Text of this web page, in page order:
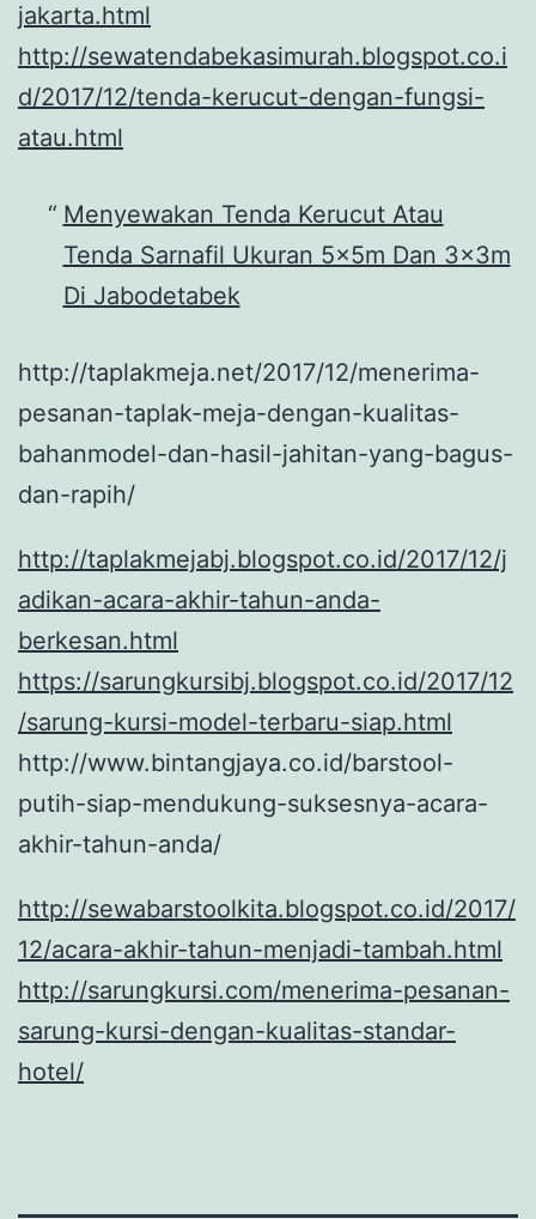
jakarta.html
http://sewatendabekasimurah.blogspot.co.i
d/2017/12/tenda-kerucut-dengan-fungsi-
atau.html
Menyewakan Tenda Kerucut Atau
Tenda Sarnafil Ukuran 5x5m Dan 3x3m
Di Jabodetabek
http://taplakmeja.net/2017/12/menerima-
pesanan-taplak-meja-dengan-kualitas-
bahanmodel-dan-hasil-jahitan-yang-bagus-
dan-rapih/
http://taplakmejabj.blogspot.co.id/2017/12/j
adikan-acara-akhir-tahun-anda-
berkesan.html
https://sarungkursibj.blogspot.co.id/2017/12
/sarung-kursi-model-terbaru-siap.html
http://www.bintangjaya.co.id/barstool-
putih-siap-mendukung-suksesnya-acara-
akhir-tahun-anda/
http://sewabarstoolkita.blogspot.co.id/2017/
12/acara-akhir-tahun-menjadi-tambah.html
http://sarungkursi.com/menerima-pesanan-
sarung-kursi-dengan-kualitas-standar-
hotel/